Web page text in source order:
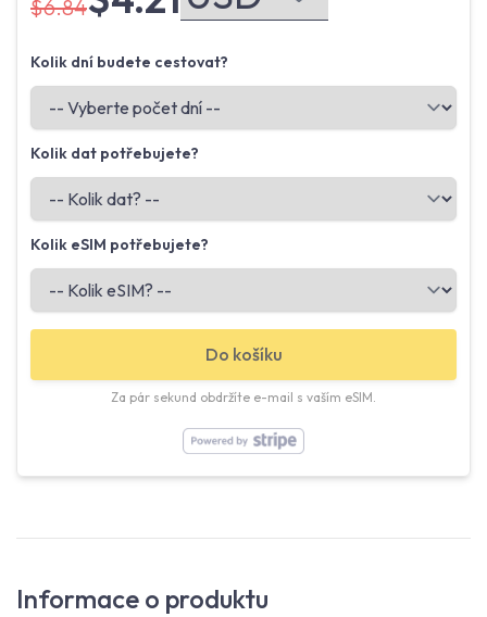
$6.84
Kolik dní budete cestovat?
Kolik dat potřebujete?
Kolik eSIM potřebujete?
Do košíku
Za pár sekund obdržíte e-mail s vaším eSIM.
Informace o produktu